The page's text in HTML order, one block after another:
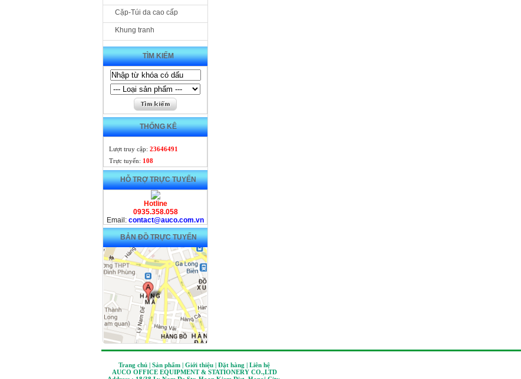
Cặp-Túi da cao cấp
Khung tranh
TÌM KIẾM
THỐNG KÊ
Lượt truy cập: 23646491
Trực tuyến: 108
HỖ TRỢ TRỰC TUYẾN
Hotline
0935.358.058
Email: contact@auco.com.vn
BẢN ĐỒ TRỰC TUYẾN
Trang chủ | Sản phẩm | Giới thiệu | Đặt hàng | Liên hệ
AUCO OFFICE EQUIPMENT & STATIONERY CO.,LTD